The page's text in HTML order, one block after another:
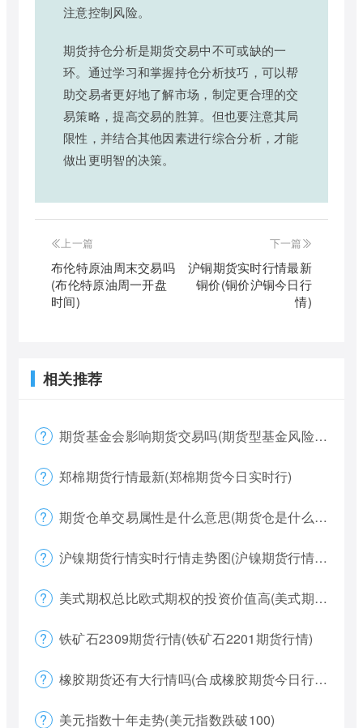
注意控制风险。
期货持仓分析是期货交易中不可或缺的一
环。通过学习和掌握持仓分析技巧，可以帮
助交易者更好地了解市场，制定更合理的交
易策略，提高交易的胜算。但也要注意其局
限性，并结合其他因素进行综合分析，才能
做出更明智的决策。
上一篇
布伦特原油周末交易吗
(布伦特原油周一开盘
时间)
下一篇
沪铜期货实时行情最新
铜价(铜价沪铜今日行
情)
相关推荐
期货基金会影响期货交易吗(期货型基金风险大吗)
郑棉期货行情最新(郑棉期货今日实时行)
期货仓单交易属性是什么意思(期货仓是什么意思)
沪镍期货行情实时行情走势图(沪镍期货行情价格)
美式期权总比欧式期权的投资价值高(美式期权和欧式期权哪个风险更大)
铁矿石2309期货行情(铁矿石2201期货行情)
橡胶期货还有大行情吗(合成橡胶期货今日行情)
美元指数十年走势(美元指数跌破100)